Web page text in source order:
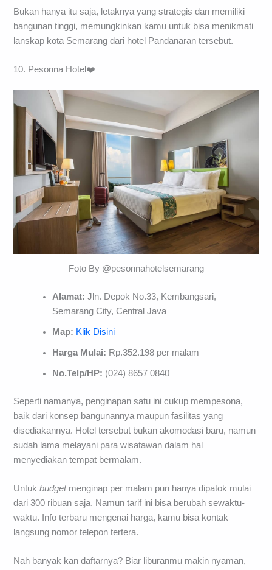
Bukan hanya itu saja, letaknya yang strategis dan memiliki
bangunan tinggi, memungkinkan kamu untuk bisa menikmati
lanskap kota Semarang dari hotel Pandanaran tersebut.
10. Pesonna Hotel❤️
Foto By @pesonnahotelsemarang
Alamat:Jln. Depok No.33, Kembangsari,
Semarang City, Central Java
Map: Klik Disini
Harga Mulai: Rp.352.198 per malam
No.Telp/HP: (024) 8657 0840
Seperti namanya, penginapan satu ini cukup mempesona,
baik dari konsep bangunannya maupun fasilitas yang
disediakannya. Hotel tersebut bukan akomodasi baru, namun
sudah lama melayani para wisatawan dalam hal
menyediakan tempat bermalam.
Untukbudgetmenginap per malam pun hanya dipatok mulai
dari 300 ribuan saja. Namun tarif ini bisa berubah sewaktu-
waktu. Info terbaru mengenai harga, kamu bisa kontak
langsung nomor telepon tertera.
Nah banyak kan daftarnya? Biar liburanmu makin nyaman,